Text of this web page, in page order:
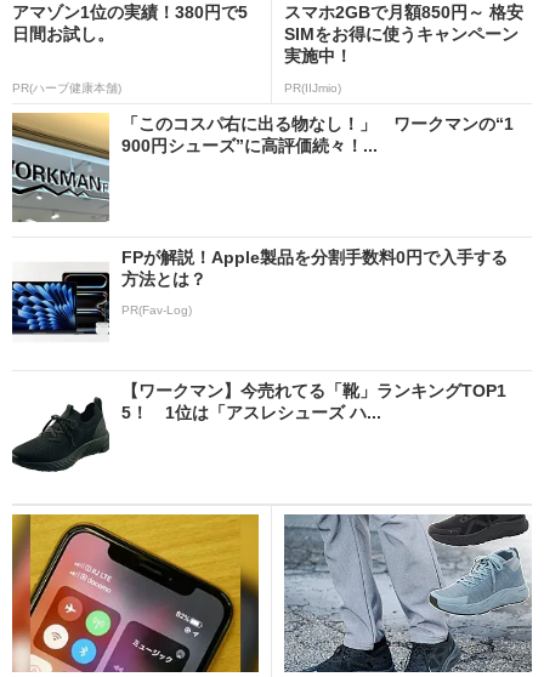
アマゾン1位の実績！380円で5
日間お試し。
PR(ハーブ健康本舗)
スマホ2GBで月額850円～ 格安
SIMをお得に使うキャンペーン
実施中！
PR(IIJmio)
「このコスパ右に出る物なし！」 ワークマンの“1
900円シューズ”に高評価続々！...
FPが解説！Apple製品を分割手数料0円で入手する
方法とは？
PR(Fav-Log)
【ワークマン】今売れてる「靴」ランキングTOP1
5！ 1位は「アスレシューズ ハ...